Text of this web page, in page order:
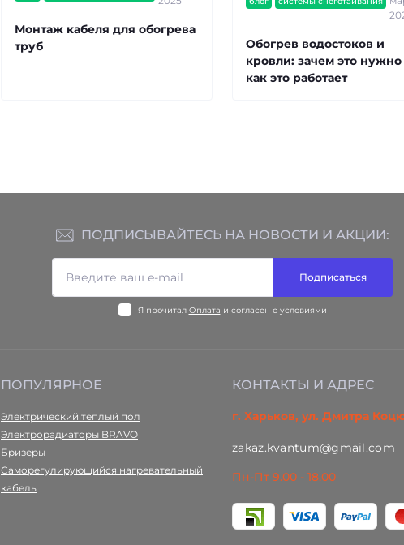
Монтаж кабеля для обогрева
труб
Обогрев водостоков и
кровли: зачем это нужно
как это работает
ПОДПИСЫВАЙТЕСЬ НА НОВОСТИ И АКЦИИ:
Подписаться
Я прочитал Оплата и согласен с условиями
ПОПУЛЯРНОЕ
Электрический теплый пол
Электрорадиаторы BRAVO
Бризеры
Саморегулирующийся нагревательный
кабель
КОНТАКТЫ И АДРЕС
г. Харьков, ул. Дмитра
zakaz.kvantum@gmail.com
Пн-Пт 9.00 - 18.00